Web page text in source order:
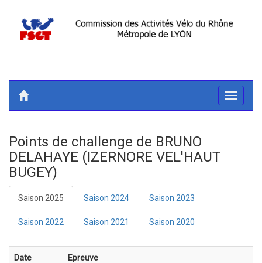
Toggle
Points de challenge de BRUNO
DELAHAYE (IZERNORE VEL'HAUT
BUGEY)
Saison 2025 Saison 2024 Saison 2023
Saison 2022 Saison 2021 Saison 2020
Date Epreuve